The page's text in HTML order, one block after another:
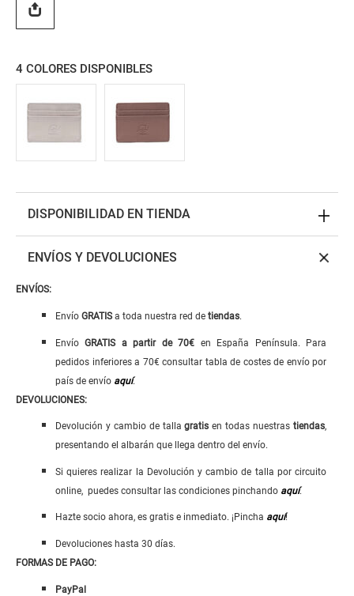
4 COLORES DISPONIBLES
DISPONIBILIDAD EN TIENDA
ENVÍOS Y DEVOLUCIONES
ENVÍOS:
Envío GRATISa toda nuestra red de tiendas.
EnvíoGRATISapartir de 70€ en España Península. Para
pedidos inferiores a 70€ consultar tabla de costes de envío por
país de envío aquí.
DEVOLUCIONES:
Devolución y cambio de tallagratisen todas nuestrastiendas,
presentando el albarán que llega dentro del envío.
Si quieres realizar la Devolución y cambio de talla por circuito
online, puedes consultar las condiciones pinchando aquí.
Hazte socio ahora, es gratis e inmediato. ¡Pincha aquí!
Devoluciones hasta 30 días.
FORMAS DE PAGO:
PayPal